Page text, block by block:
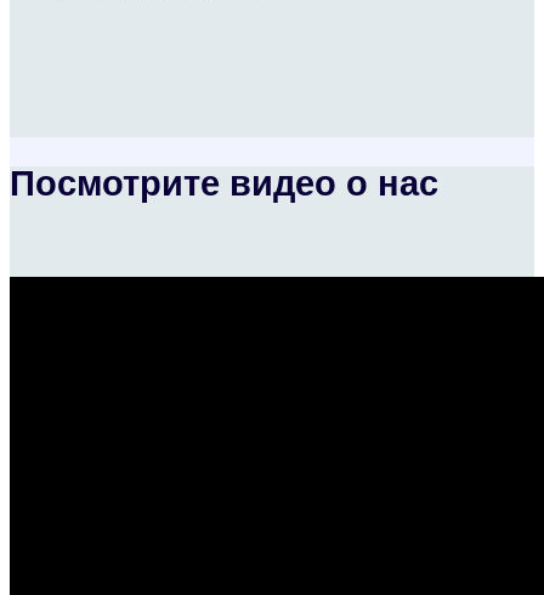
Посмотрите видео о нас